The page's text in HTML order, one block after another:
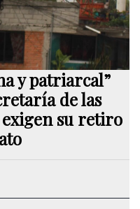
y patriarcal”
de las
su retiro